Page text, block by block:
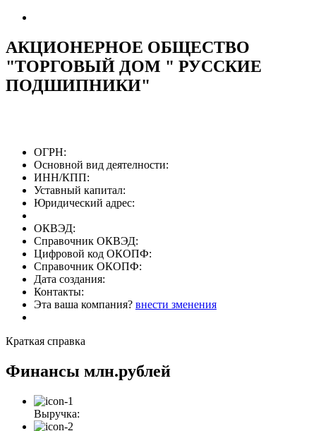
АКЦИОНЕРНОЕ ОБЩЕСТВО
"ТОРГОВЫЙ ДОМ " РУССКИЕ
ПОДШИПНИКИ"
ОГРН:
Основной вид деятелности:
ИНН/КПП:
Уставный капитал:
Юридический адрес:
ОКВЭД:
Справочник ОКВЭД:
Цифровой код ОКОПФ:
Справочник ОКОПФ:
Дата создания:
Контакты:
Эта ваша компания? внести зменения
Краткая справка
Финансы млн.рублей
Выручка: